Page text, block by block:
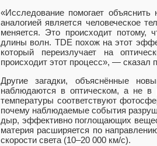
«Исследование помогает
аналогией является человеческое
меняется. Это происходит
длины волн. TDE похож на этот
который переизлучает на
происходит этот процесс», — сказал
Другие загадки, объяснённые
наблюдаются в оптическом, а не в
температуры соответствуют
почему наблюдаемые события
дыр, эффективно поглощающих
материя расширяется по
скорости света (10–20 000 км/с).